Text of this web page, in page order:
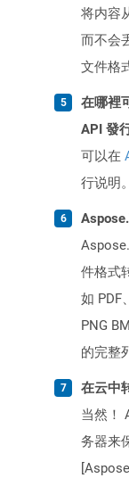
将内容
而不会
文件格
在哪裡
API 發
可以在
行说明。
件格式
如 PDF
PNG
的完整
在云中
当然！
务器来